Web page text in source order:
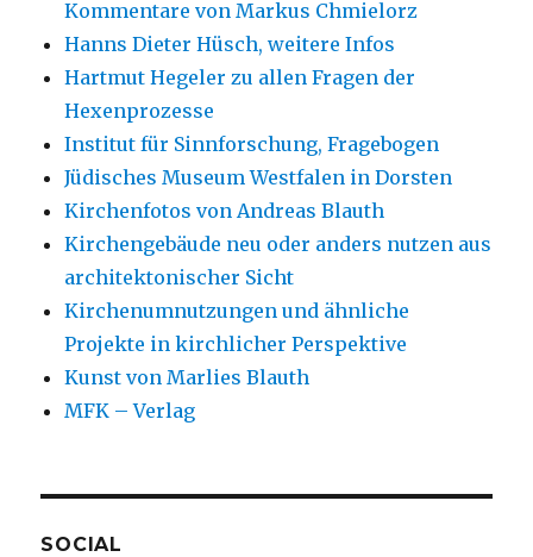
Kommentare von Markus Chmielorz
Hanns Dieter Hüsch, weitere Infos
Hartmut Hegeler zu allen Fragen der
Hexenprozesse
Institut für Sinnforschung, Fragebogen
Jüdisches Museum Westfalen in Dorsten
Kirchenfotos von Andreas Blauth
Kirchengebäude neu oder anders nutzen aus
architektonischer Sicht
Kirchenumnutzungen und ähnliche
Projekte in kirchlicher Perspektive
Kunst von Marlies Blauth
MFK – Verlag
SOCIAL